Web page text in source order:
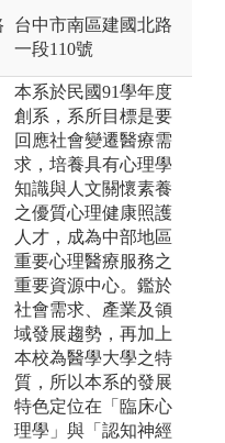
台中市南區建國北路
一段110號
本系於民國91學年度
創系，系所目標是要
回應社會變遷醫療需
求，培養具有心理學
知識與人文關懷素養
之優質心理健康照護
人才，成為中部地區
重要心理醫療服務之
重要資源中心。鑑於
社會需求、產業及領
域發展趨勢，再加上
本校為醫學大學之特
質，所以本系的發展
特色定位在「臨床心
理學」與「認知神經